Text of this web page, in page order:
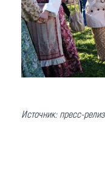
Источник: пресс-релиз